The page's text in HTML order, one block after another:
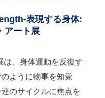
表現する身体:
アート展
は、身体運動を反復す
ように物事を知覚
のサイクルに焦点を